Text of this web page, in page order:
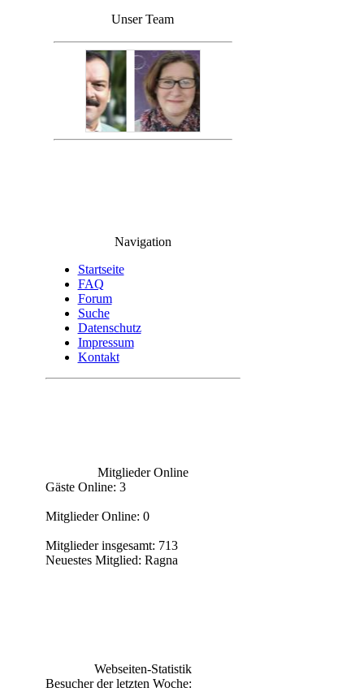
Unser Team
Navigation
Startseite
FAQ
Forum
Suche
Datenschutz
Impressum
Kontakt
Mitglieder Online
Gäste Online: 3
Mitglieder Online: 0
Mitglieder insgesamt: 713
Neuestes Mitglied: Ragna
Webseiten-Statistik
Besucher der letzten Woche: